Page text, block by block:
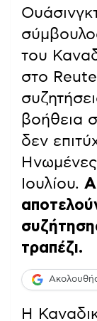
του
στο
βοήθεια
δεν
Ηνωμένες
Ιουλίου.
τραπέζι.
Η